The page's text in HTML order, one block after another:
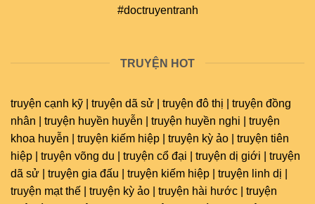
#doctruyentranh
TRUYỆN HOT
truyện cạnh kỹ | truyện dã sử | truyện đô thị | truyện đồng
nhân | truyện huyền huyễn | truyện huyền nghi | truyện
khoa huyễn | truyện kiếm hiệp | truyện kỳ ảo | truyện tiên
hiệp | truyện võng du | truyện cổ đại | truyện dị giới | truyện
dã sử | truyện gia đấu | truyện kiếm hiệp | truyện linh dị |
truyện mạt thế | truyện kỳ ảo | truyện hài hước | truyện